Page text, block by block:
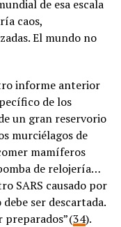
de esa escala
caos,
El mundo no
informe anterior
de los
un gran reservorio
murciélagos de
mamíferos
de relojería…
SARS causado por
ser descartada.
(34).